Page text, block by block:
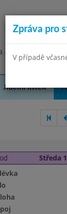
a Mateřská
Jídelní lístek
Středa
Zpráva pro
V případě